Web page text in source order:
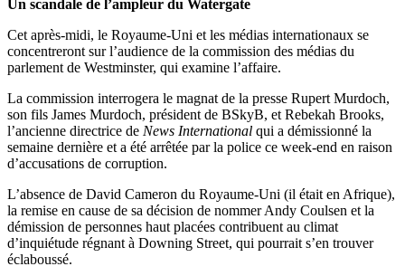
Un scandale de l’ampleur du Watergate
Cet après-midi, le Royaume-Uni et les médias internationaux se
concentreront sur l’audience de la commission des médias du
parlement de Westminster, qui examine l’affaire.
La commission interrogera le magnat de la presse Rupert Murdoch,
son fils James Murdoch, président de BSkyB, et Rebekah Brooks,
l’ancienne directrice de News International qui a démissionné la
semaine dernière et a été arrêtée par la police ce week-end en raison
d’accusations de corruption.
L’absence de David Cameron du Royaume-Uni (il était en Afrique),
la remise en cause de sa décision de nommer Andy Coulsen et la
démission de personnes haut placées contribuent au climat
d’inquiétude régnant à Downing Street, qui pourrait s’en trouver
éclaboussé.